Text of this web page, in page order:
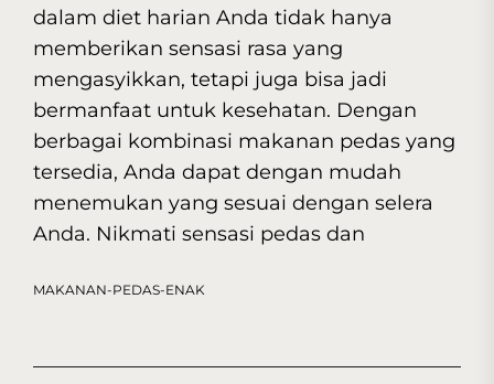
dalam diet harian Anda tidak hanya
memberikan sensasi rasa yang
mengasyikkan, tetapi juga bisa jadi
bermanfaat untuk kesehatan. Dengan
berbagai kombinasi makanan pedas yang
tersedia, Anda dapat dengan mudah
menemukan yang sesuai dengan selera
Anda. Nikmati sensasi pedas dan
MAKANAN-PEDAS-ENAK